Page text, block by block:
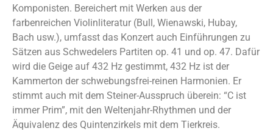
Komponisten. Bereichert mit Werken aus der
farbenreichen Violinliteratur (Bull, Wienawski, Hubay,
Bach usw.), umfasst das Konzert auch Einführungen zu
Sätzen aus Schwedelers Partiten op. 41 und op. 47. Dafür
wird die Geige auf 432 Hz gestimmt, 432 Hz ist der
Kammerton der schwebungsfrei-reinen Harmonien. Er
stimmt auch mit dem Steiner-Ausspruch überein: “C ist
immer Prim”, mit den Weltenjahr-Rhythmen und der
Äquivalenz des Quintenzirkels mit dem Tierkreis.